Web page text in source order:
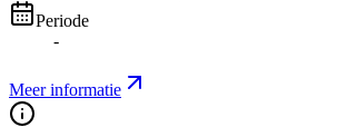
Periode
-
Meer informatie